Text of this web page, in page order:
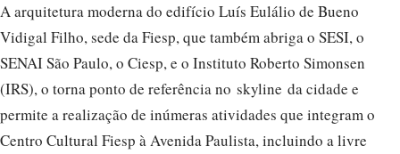
A arquitetura moderna do edifício Luís Eulálio de Bueno
Vidigal Filho, sede da Fiesp, que também abriga o SESI, o
SENAI São Paulo, o Ciesp, e o Instituto Roberto Simonsen
(IRS), o torna ponto de referência no skyline da cidade e
permite a realização de inúmeras atividades que integram o
Centro Cultural Fiesp à Avenida Paulista, incluindo a livre